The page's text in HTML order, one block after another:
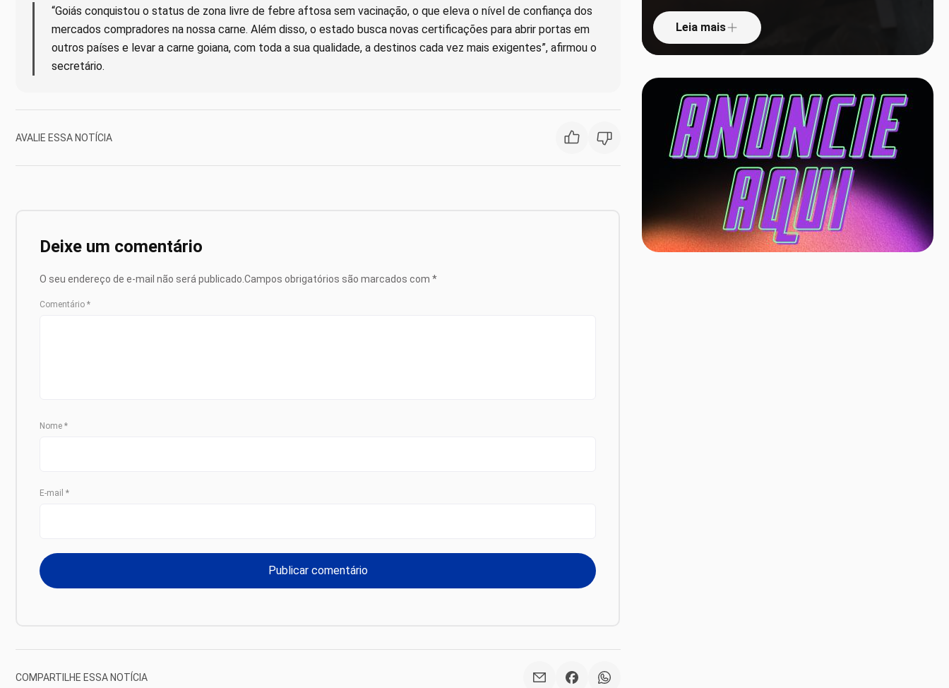
“Goiás conquistou o status de zona livre de febre aftosa sem vacinação, o que eleva o nível de confiança dos
mercados compradores na nossa carne. Além disso, o estado busca novas certificações para abrir portas em
outros países e levar a carne goiana, com toda a sua qualidade, a destinos cada vez mais exigentes”, afirmou o
secretário.
AVALIE ESSA NOTÍCIA
Deixe um comentário
O seu endereço de e-mail não será publicado.Campos obrigatórios são marcados com *
Comentário *
Nome *
E-mail *
COMPARTILHE ESSA NOTÍCIA
Leia mais